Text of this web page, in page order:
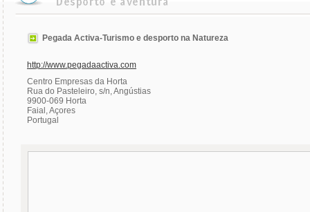
Pegada Activa-Turismo e desporto na Natureza
http://www.pegadaactiva.com
Centro Empresas da Horta
Rua do Pasteleiro, s/n, Angústias
9900-069 Horta
Faial, Açores
Portugal